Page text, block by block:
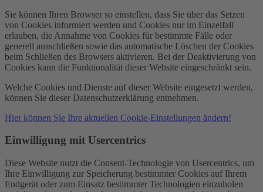
Sie können Ihren Browser so einstellen, dass Sie über das Setzen
von Cookies informiert werden und Cookies nur im Einzelfall
erlauben, die Annahme von Cookies für bestimmte Fälle oder
generell ausschließen sowie das automatische Löschen der Cookies
beim Schließen des Browsers aktivieren. Bei der Deaktivierung von
Cookies kann die Funktionalität dieser Website eingeschränkt sein.
Welche Cookies und Dienste auf dieser Website eingesetzt werden,
können Sie dieser Datenschutzerklärung entnehmen.
Hier können Sie Ihre aktuellen Cookie-Einstellungen ändern!
Einwilligung mit Usercentrics
Diese Website nutzt die Consent-Technologie von Usercentrics, um
Ihre Einwilligung zur Speicherung bestimmter Cookies auf Ihrem
Endgerät oder zum Einsatz bestimmter Technologien einzuholen